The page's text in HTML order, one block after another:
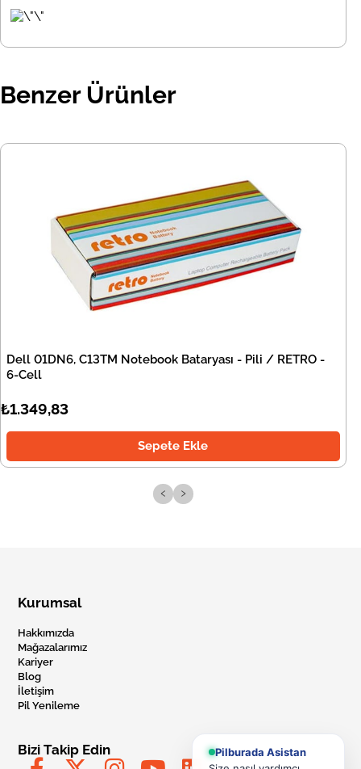
Benzer Ürünler
Dell 01DN6, C13TM Notebook Bataryası - Pili / RETRO -
6-Cell
₺1.349,83
Sepete Ekle
‹ ›
Kurumsal
Hakkımızda
Mağazalarımız
Kariyer
Blog
İletişim
Pil Yenileme
Bizi Takip Edin
Pilburada Asistan